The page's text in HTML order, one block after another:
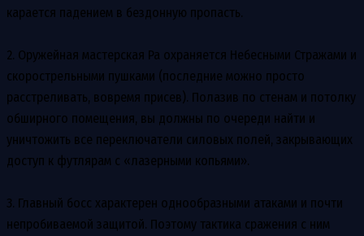
карается падением в бездонную пропасть.
2. Оружейная мастерская Ра охраняется Небесными Стражами и
скорострельными пушками (последние можно просто
расстреливать, вовремя присев). Полазив по стенам и потолку
обширного помещения, вы должны по очереди найти и
уничтожить все переключатели силовых полей, закрывающих
доступ к футлярам с «лазерными копьями».
3. Главный босс характерен однообразными атаками и почти
непробиваемой защитой. Поэтому тактика сражения с ним